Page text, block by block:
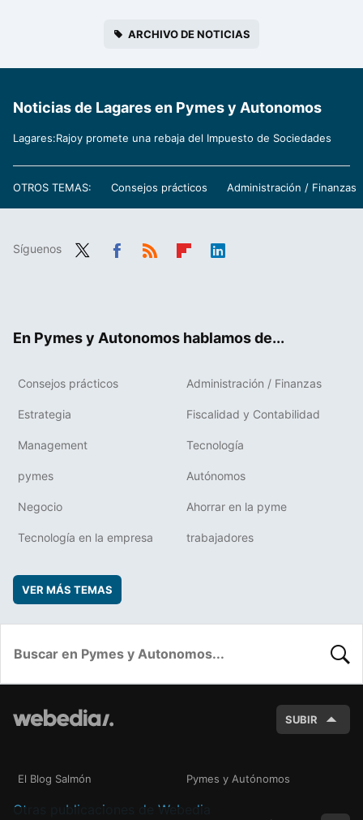
ARCHIVO DE NOTICIAS
Noticias de Lagares en Pymes y Autonomos
Lagares:Rajoy promete una rebaja del Impuesto de Sociedades
OTROS TEMAS: Consejos prácticos Administración / Finanzas
Síguenos
En Pymes y Autonomos hablamos de...
Consejos prácticos Administración / Finanzas
Estrategia Fiscalidad y Contabilidad
Management Tecnología
pymes Autónomos
Negocio Ahorrar en la pyme
Tecnología en la empresa trabajadores
VER MÁS TEMAS
SUBIR
El Blog Salmón Pymes y Autónomos
Otras publicaciones de Webedia